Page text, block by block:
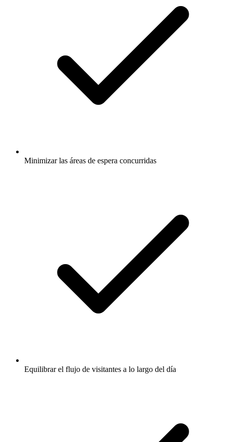
Minimizar las áreas de espera concurridas
Equilibrar el flujo de visitantes a lo largo del día